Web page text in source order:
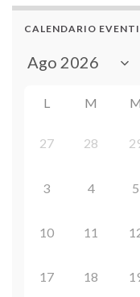
CALENDARIO EVENTI
L M M
27 28
3 4 5
10 11
17 18